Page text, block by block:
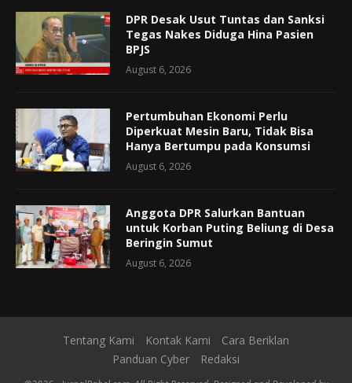
DPR Desak Usut Tuntas dan Sanksi
Tegas Nakes Diduga Hina Pasien
BPJS
August 6, 2026
Pertumbuhan Ekonomi Perlu
Diperkuat Mesin Baru, Tidak Bisa
Hanya Bertumpu pada Konsumsi
August 6, 2026
Anggota DPR Salurkan Bantuan
untuk Korban Puting Beliung di Desa
Beringin Sumut
August 6, 2026
Tentang Kami Kontak Kami
Cara Beriklan
Panduan Cyber
Redaksi